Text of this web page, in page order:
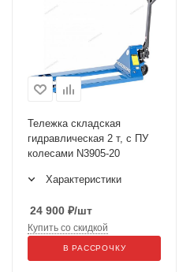
Тележка складская
гидравлическая 2 т, с ПУ
колесами N3905-20
Характеристики
24 900 ₽/шт
Купить со скидкой
В РАССРОЧКУ